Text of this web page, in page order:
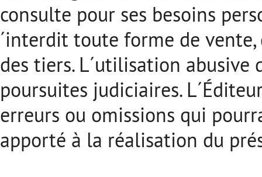
consulte pour ses besoins
´interdit toute forme de
des tiers. L´utilisation abusive
poursuites judiciaires.
erreurs ou omissions qui
apporté à la réalisation du